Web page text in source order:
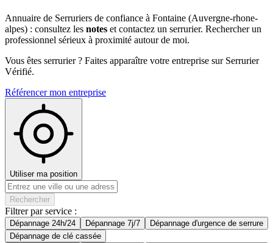
Annuaire de Serruriers de confiance à Fontaine (Auvergne-rhone-
alpes) : consultez les notes et contactez un serrurier. Rechercher un
professionnel sérieux à proximité autour de moi.
Vous êtes serrurier ? Faites apparaître votre entreprise sur Serrurier
Vérifié.
Référencer mon entreprise
Utiliser ma position
Rechercher
Filtrer par service :
Dépannage 24h/24 Dépannage 7j/7
Dépannage d'urgence de serrure
Dépannage de clé cassée